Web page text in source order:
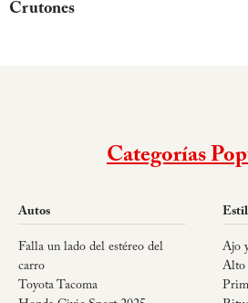
Crutones
Categorías
Autos
Falla un lado del estéreo del
carro
Toyota Tacoma
Ajo
Alto